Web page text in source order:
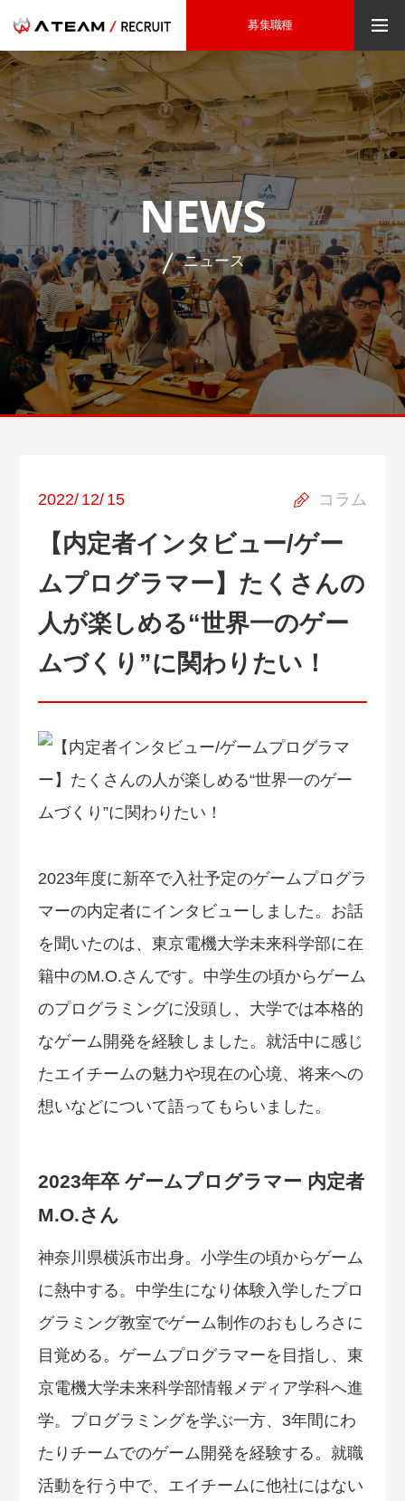
募集職種
NEWS
ニュース
コラム
2022/ 12/ 15
【内定者インタビュー/ゲー
ムプログラマー】たくさんの
人が楽しめる“世界一のゲー
ムづくり”に関わりたい！
2023年度に新卒で入社予定のゲームプログラ
マーの内定者にインタビューしました。お話
を聞いたのは、東京電機大学未来科学部に在
籍中のM.O.さんです。中学生の頃からゲーム
のプログラミングに没頭し、大学では本格的
なゲーム開発を経験しました。就活中に感じ
たエイチームの魅力や現在の心境、将来への
想いなどについて語ってもらいました。
2023年卒 ゲームプログラマー 内定者
M.O.さん
神奈川県横浜市出身。小学生の頃からゲーム
に熱中する。中学生になり体験入学したプロ
グラミング教室でゲーム制作のおもしろさに
目覚める。ゲームプログラマーを目指し、東
京電機大学未来科学部情報メディア学科へ進
学。プログラミングを学ぶ一方、3年間にわ
たりチームでのゲーム開発を経験する。就職
活動を行う中で、エイチームに他社にはない